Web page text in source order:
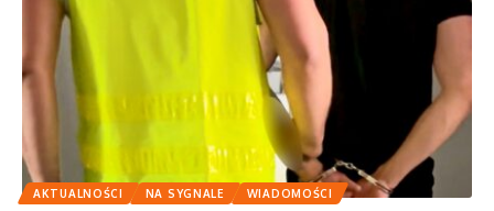
AKTUALNOŚCI NA SYGNALE WIADOMOŚCI